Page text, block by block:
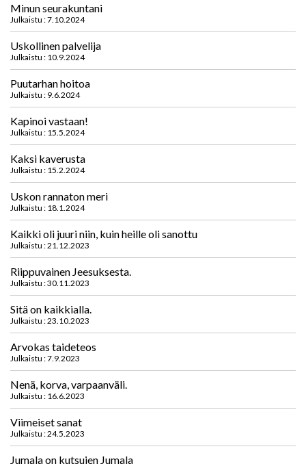
Minun seurakuntani
Julkaistu : 7.10.2024
Uskollinen palvelija
Julkaistu : 10.9.2024
Puutarhan hoitoa
Julkaistu : 9.6.2024
Kapinoi vastaan!
Julkaistu : 15.5.2024
Kaksi kaverusta
Julkaistu : 15.2.2024
Uskon rannaton meri
Julkaistu : 18.1.2024
Kaikki oli juuri niin, kuin heille oli sanottu
Julkaistu : 21.12.2023
Riippuvainen Jeesuksesta.
Julkaistu : 30.11.2023
Sitä on kaikkialla.
Julkaistu : 23.10.2023
Arvokas taideteos
Julkaistu : 7.9.2023
Nenä, korva, varpaanväli.
Julkaistu : 16.6.2023
Viimeiset sanat
Julkaistu : 24.5.2023
Jumala on kutsujen Jumala